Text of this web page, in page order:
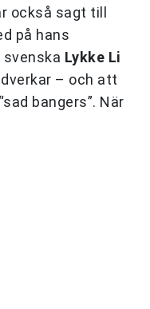
också sagt till
på hans
svenska Lykke Li
– och att
bangers”. När